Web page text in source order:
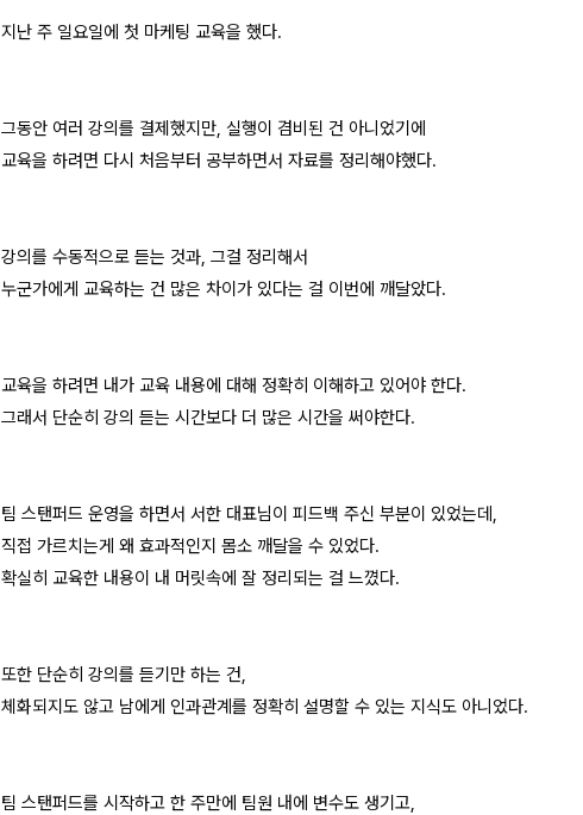
지난 주 일요일에 첫 마케팅 교육을 했다.
그동안 여러 강의를 결제했지만, 실행이 겸비된 건 아니었기에
교육을 하려면 다시 처음부터 공부하면서 자료를 정리해야했다.
강의를 수동적으로 듣는 것과, 그걸 정리해서
누군가에게 교육하는 건 많은 차이가 있다는 걸 이번에 깨달았다.
교육을 하려면 내가 교육 내용에 대해 정확히 이해하고 있어야 한다.
그래서 단순히 강의 듣는 시간보다 더 많은 시간을 써야한다.
팀 스탠퍼드 운영을 하면서 서한 대표님이 피드백 주신 부분이 있었는데,
직접 가르치는게 왜 효과적인지 몸소 깨달을 수 있었다.
확실히 교육한 내용이 내 머릿속에 잘 정리되는 걸 느꼈다.
또한 단순히 강의를 듣기만 하는 건,
체화되지도 않고 남에게 인과관계를 정확히 설명할 수 있는 지식도 아니었다.
팀 스탠퍼드를 시작하고 한 주만에 팀원 내에 변수도 생기고,